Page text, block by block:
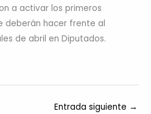
a activar los primeros
deberán hacer frente al
de abril en Diputados.
Entrada siguiente →